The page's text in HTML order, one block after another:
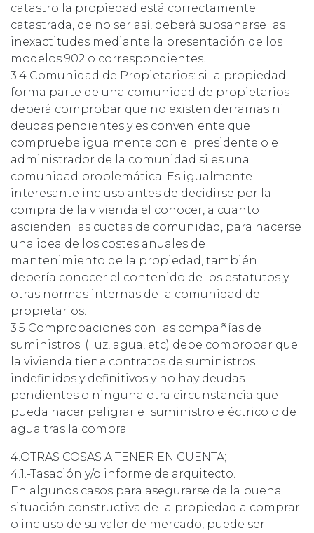
catastro la propiedad está correctamente
catastrada, de no ser así, deberá subsanarse las
inexactitudes mediante la presentación de los
modelos 902 o correspondientes.
3.4 Comunidad de Propietarios: si la propiedad
forma parte de una comunidad de propietarios
deberá comprobar que no existen derramas ni
deudas pendientes y es conveniente que
compruebe igualmente con el presidente o el
administrador de la comunidad si es una
comunidad problemática. Es igualmente
interesante incluso antes de decidirse por la
compra de la vivienda el conocer, a cuanto
ascienden las cuotas de comunidad, para hacerse
una idea de los costes anuales del
mantenimiento de la propiedad, también
debería conocer el contenido de los estatutos y
otras normas internas de la comunidad de
propietarios.
3.5 Comprobaciones con las compañías de
suministros: ( luz, agua, etc) debe comprobar que
la vivienda tiene contratos de suministros
indefinidos y definitivos y no hay deudas
pendientes o ninguna otra circunstancia que
pueda hacer peligrar el suministro eléctrico o de
agua tras la compra.
4.OTRAS COSAS A TENER EN CUENTA;
4.1.-Tasación y/o informe de arquitecto.
En algunos casos para asegurarse de la buena
situación constructiva de la propiedad a comprar
o incluso de su valor de mercado, puede ser